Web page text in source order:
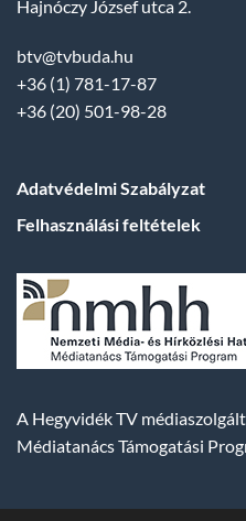
Hajnóczy József utca 2.
btv@tvbuda.hu
+36 (1) 781-17-87
+36 (20) 501-98-28
Adatvédelmi Szabályzat
Felhasználási feltételek
A Hegyvidék TV
Médiatanács Támogatási